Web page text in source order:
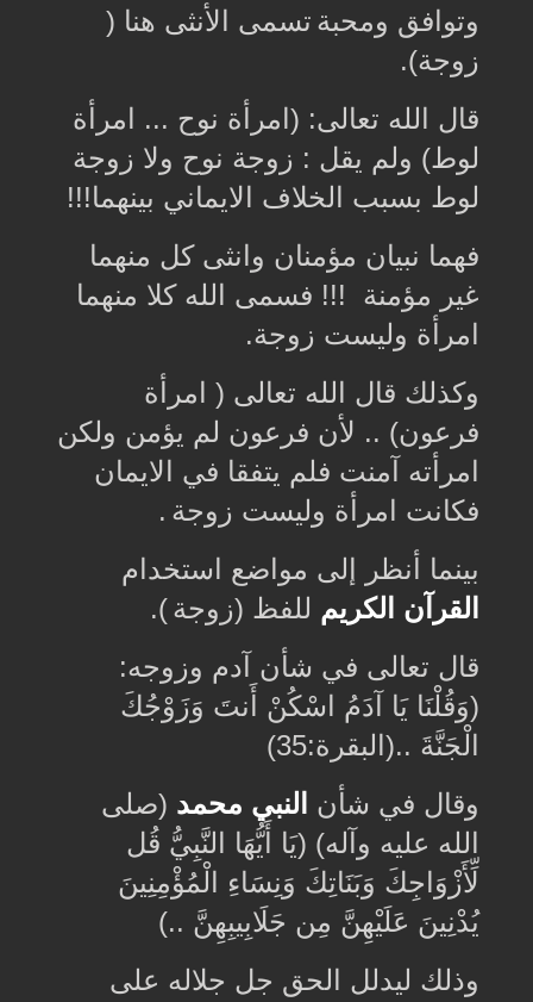
وتوافق ومحبة ﺗﺴﻤﻰ ﺍﻷﻧﺜﻰ هنا ‏(
ﺯﻭﺟﺔ).
ﻗﺎﻝ ﺍﻟﻠﻪ ﺗﻌﺎﻟﻰ: ‏(ﺍﻣﺮﺃﺓ ﻧﻮﺡ ... ﺍﻣﺮﺃﺓ
ﻟﻮﻁ) ﻭﻟﻢ ﻳﻘﻞ : ﺯﻭﺟﺔ نوح ولا زوجة
لوط بسبب الخلاف الايماني بينهما!!!
فهما نبيان مؤمنان وانثى كل منهما
غير مؤمنة !!! فسمى الله كلا منهما
امرأة وليست زوجة.
وكذلك قال الله تعالى ‏( ﺍﻣﺮﺃﺓ
ﻓﺮﻋﻮﻥ) ..‏ ﻷﻥ ﻓﺮﻋﻮﻥ ﻟﻢ ﻳﺆﻣﻦ ﻭﻟﻜﻦ
ﺍﻣﺮﺃﺗﻪ آﻣﻨﺖ فلم يتفقا في الايمان
فكانت امرأة وليست زوجة .
بينما أنظر إلى مواضع استخدام
القرآن الكريم للفظ (زوجة(
.
ﻗﺎﻝ تعالى في شأن آدم وزوجه:
(وَقُلْنَا يَا آدَمُ اسْكُنْ أَنتَ وَزَوْجُكَ
الْجَنَّةَ ..(البقرة:35)
وقال في شأن النبي محمد (صلى
الله عليه وآله) ‏(يَا أَيُّهَا النَّبِيُّ قُل
لِّأَزْوَاجِكَ وَبَنَاتِكَ وَنِسَاءِ الْمُؤْمِنِينَ
يُدْنِينَ عَلَيْهِنَّ مِن جَلَابِيبِهِنَّ ..)
وذلك ليدلل الحق جل جلاله على